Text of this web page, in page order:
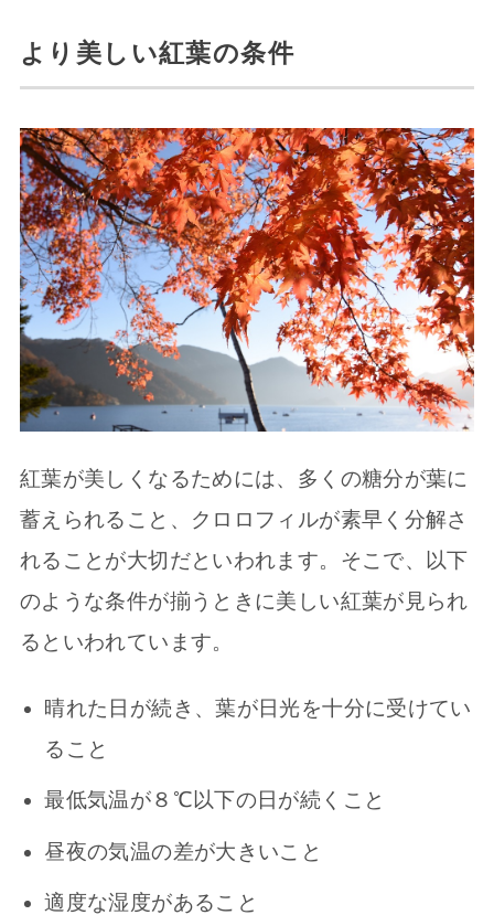
より美しい紅葉の条件
紅葉が美しくなるためには、多くの糖分が葉に
蓄えられること、クロロフィルが素早く分解さ
れることが大切だといわれます。そこで、以下
のような条件が揃うときに美しい紅葉が見られ
るといわれています。
晴れた日が続き、葉が日光を十分に受けてい
ること
最低気温が８℃以下の日が続くこと
昼夜の気温の差が大きいこと
適度な湿度があること